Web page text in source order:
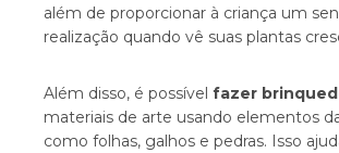
além de proporcionar à criança um
realização quando vê suas plantas
Além disso, é possível fazer
materiais de arte usando elementos
como folhas, galhos e pedras. Isso